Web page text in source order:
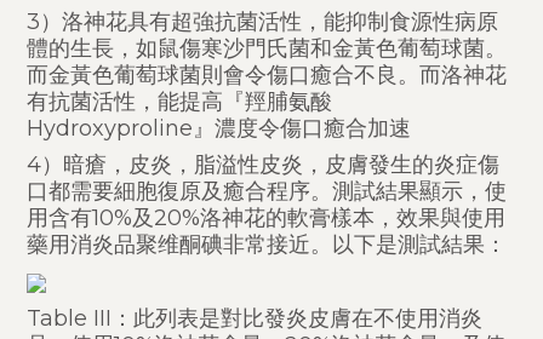
3）洛神花具有超強抗菌活性，能抑制食源性病原
體的生長，如鼠傷寒沙門氏菌和金黃色葡萄球菌。
而金黃色葡萄球菌則會令傷口癒合不良。而洛神花
有抗菌活性，能提高『羥脯氨酸
Hydroxyproline』濃度令傷口癒合加速
4）暗瘡，皮炎，脂溢性皮炎，皮膚發生的炎症傷
口都需要細胞復原及癒合程序。測試結果顯示，使
用含有10%及20%洛神花的軟膏樣本，效果與使用
藥用消炎品聚维酮碘非常接近。以下是測試結果：
Table III：此列表是對比發炎皮膚在不使用消炎